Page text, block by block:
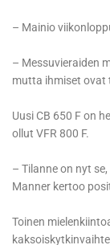
– Mainio
– Messuvieraiden
mutta ihmiset ovat
Uusi CB 650 F on
ollut VFR 800 F.
– Tilanne on nyt
Manner kertoo
Toinen